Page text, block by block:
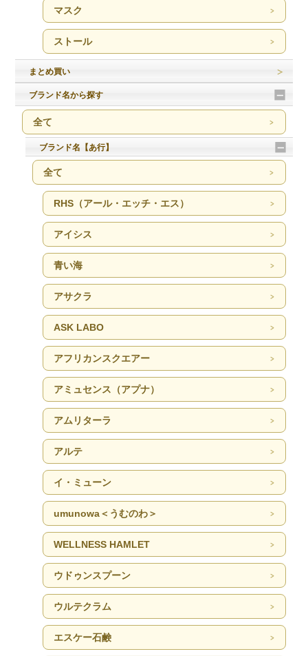
マスク
ストール
まとめ買い
ブランド名から探す
全て
ブランド名【あ行】
全て
RHS（アール・エッチ・エス）
アイシス
青い海
アサクラ
ASK LABO
アフリカンスクエアー
アミュセンス（アプナ）
アムリターラ
アルテ
イ・ミューン
umunowa＜うむのわ＞
WELLNESS HAMLET
ウドゥンスプーン
ウルテクラム
エスケー石鹸